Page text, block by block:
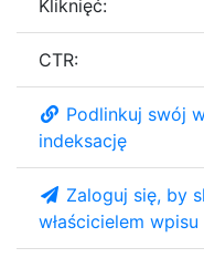
Kliknięć:
CTR:
Podlinkuj swój
indeksację
Zaloguj się, by
właścicielem wpisu